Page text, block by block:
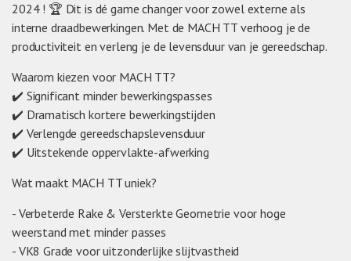
2024 ! 🏆 Dit is dé game changer voor zowel externe als
interne draadbewerkingen. Met de MACH TT verhoog je de
productiviteit en verleng je de levensduur van je gereedschap.
Waarom kiezen voor MACH TT?
✔️ Significant minder bewerkingspasses
✔️ Dramatisch kortere bewerkingstijden
✔️ Verlengde gereedschapslevensduur
✔️ Uitstekende oppervlakte-afwerking
Wat maakt MACH TT uniek?
- Verbeterde Rake & Versterkte Geometrie voor hoge
weerstand met minder passes
- VK8 Grade voor uitzonderlijke slijtvastheid